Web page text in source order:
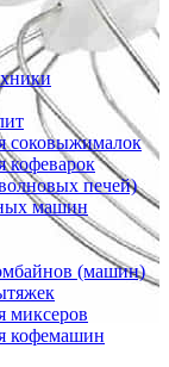
соковыжималок
кофеварок
печей)
машин
(машин)
миксеров
кофемашин